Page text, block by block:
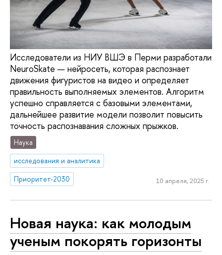
Исследователи из НИУ ВШЭ в Перми разработали
NeuroSkate — нейросеть, которая распознает
движения фигуристов на видео и определяет
правильность выполняемых элементов. Алгоритм
успешно справляется с базовыми элементами,
дальнейшее развитие модели позволит повысить
точность распознавания сложных прыжков.
Наука
исследования и аналитика
Приоритет-2030
10 апреля, 2025 г.
Новая наука: как молодым
ученым покорять горизонты